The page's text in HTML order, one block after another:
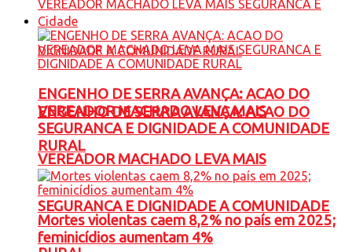
ENGENHO DE SERRA AVANÇA: ACAO DO
VEREADOR MACHADO LEVA MAIS
SEGURANCA E DIGNIDADE A COMUNIDADE
Cidade
ENGENHO DE SERRA AVANÇA: ACAO DO
VEREADOR MACHADO LEVA MAIS
SEGURANCA E DIGNIDADE A COMUNIDADE
RURAL
Mortes violentas caem 8,2% no país em 2025;
feminicídios aumentam 4%